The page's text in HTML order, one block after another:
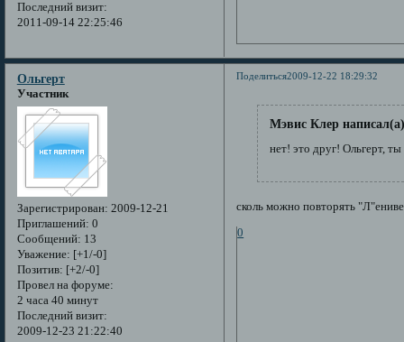
Последний визит:
2011-09-14 22:25:46
Поделиться2009-12-22 18:29:32
Ольгерт
Участник
Зарегистрирован: 2009-12-21
Приглашений: 0
Сообщений: 13
Уважение: [+1/-0]
Позитив: [+2/-0]
Провел на форуме:
2 часа 40 минут
Последний визит:
2009-12-23 21:22:40
Мэвис Клер
нет! это друг! Ольгерт,
сколь можно повторять
0